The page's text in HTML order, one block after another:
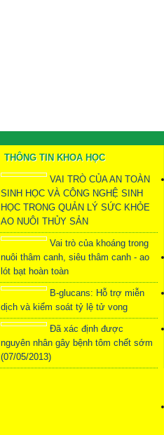
THÔNG TIN KHOA HỌC
VAI TRÒ CỦA AN TOÀN
SINH HỌC VÀ CÔNG NGHỆ SINH
HỌC TRONG QUẢN LÝ SỨC KHỎE
AO NUÔI THỦY SẢN
Vai trò của khoáng trong
nuôi thâm canh, siêu thâm canh - ao
lót bạt hoàn toàn
B-glucans: Hỗ trợ miễn
dịch và kiểm soát tỷ lệ tử vong
Đã xác định được
nguyên nhân gây bệnh tôm chết sớm
(07/05/2013)